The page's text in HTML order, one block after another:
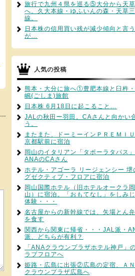
旅行で九州４県を巡る⑤大分から天草
へ。久大本線・ゆふいんの森・天草
線。
日本株の信用買い残が減少傾向と言う
が…
人気の投稿
熊本・大分に旅へ①豊肥本線と臼杵
嶋(ごしま)旅館
日本株 6月18日に起こること…
JALの秋田ー羽田。CAさんと向かい
う。
またまた、ドーミーインＰＲＥＭＩ
京都駅前に宿泊
岡山のイタリアン「タボーラタパス
ANAのCAさん
ホテル・アゴーラ リージェンシー 堺
グゼクティブ・フロアに宿泊
岡山国際ホテル（旧ホテルオークラ岡
山）に宿泊。「おもてなし」をしみ
体験・・・
名古屋からの新幹線では、矢場とん
を食す
関西から関東に帰省・・・JAL派・
派、どちらが有利？
「ANAクラウンプラザホテル神戸」
ラブフロアへ
姫路・広島に出張②広島の定宿、ＡＮ
クラウンプラザ広島へ